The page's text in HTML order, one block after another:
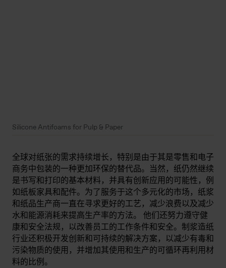
Silicone Antifoams for Pulp & Paper
全球对纸张的需求持续增长，特别是由于其是零售和电子
商务中包装的一种更加环保的替代品。当然，纸仍然继续
是书写和打印的基本材料，并具有创新应用的可能性，例
如纸板家具和配件。为了服务于这个多元化的市场，纸浆
和纸品生产商一直在寻求更好的工艺，减少浪费以及减少
水和能源消耗来提高生产率的方法。 他们还努力遵守健
康和安全法规，以改善员工的工作条件和安全。制浆造纸
行业还积极开发创新和可持续的解决方案，以减少有毒和
污染物质的使用，并增加其使用和生产的可循环再利用材
料的比例。